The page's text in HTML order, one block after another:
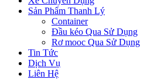
Sản Phẩm Thanh Lý
Container
Đầu kéo Qua Sử Dụng
Rơ mooc Qua Sử Dụng
Tin Tức
Dịch Vụ
Liên Hệ